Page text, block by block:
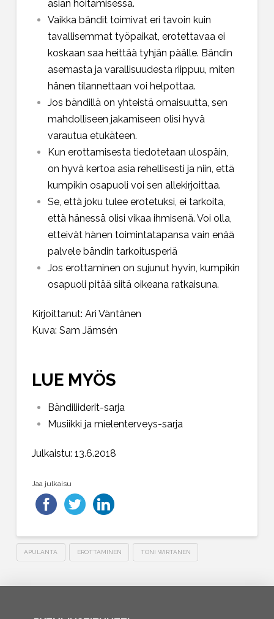
asian hoitamisessa.
Vaikka bändit toimivat eri tavoin kuin
tavallisemmat työpaikat, erotettavaa ei
koskaan saa heittää tyhjän päälle. Bändin
asemasta ja varallisuudesta riippuu, miten
hänen tilannettaan voi helpottaa.
Jos bändillä on yhteistä omaisuutta, sen
mahdolliseen jakamiseen olisi hyvä
varautua etukäteen.
Kun erottamisesta tiedotetaan ulospäin,
on hyvä kertoa asia rehellisesti ja niin, että
kumpikin osapuoli voi sen allekirjoittaa.
Se, että joku tulee erotetuksi, ei tarkoita,
että hänessä olisi vikaa ihmisenä. Voi olla,
etteivät hänen toimintatapansa vain enää
palvele bändin tarkoitusperiä
Jos erottaminen on sujunut hyvin, kumpikin
osapuoli pitää siitä oikeana ratkaisuna.
Kirjoittanut: Ari Väntänen
Kuva: Sam Jämsén
LUE MYÖS
Bändiliiderit-sarja
Musiikki ja mielenterveys-sarja
Julkaistu: 13.6.2018
Jaa julkaisu
APULANTA EROTTAMINEN TONI WIRTANEN